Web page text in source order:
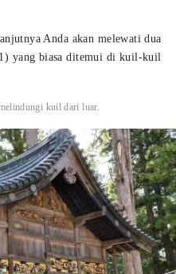
Anda akan melewati dua
yang biasa ditemui di kuil-kuil
kuil dari luar.